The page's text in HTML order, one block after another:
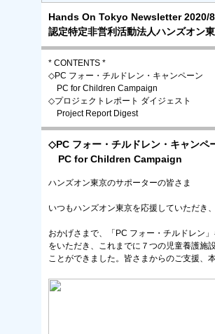
Hands On Tokyo Newsletter 2020/
認定特定非営利活動法人ハンズオン
* CONTENTS *
◇PC フォー・チルドレン・キャンペーン
PC for Children Campaign
◇プロジェクトレポート ダイジェスト
Project Report Digest
◇PC フォー・チルドレン・キャンペ
PC for Children Campaign
ハンズオン東京のサポーターの皆さま
いつもハンズオン東京を応援していただき
おかげさまで、「PC フォー・チルドレン
をいただき、これまでに７つの児童養護施
ことができました。皆さまからのご支援、